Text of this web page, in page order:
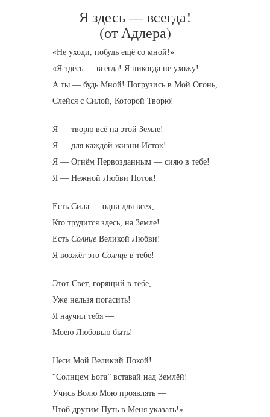
Я здесь — всегда!
(от Адлера)
«Не уходи, побудь ещё со мной!»
«Я здесь — всегда! Я никогда не ухожу!
А ты — будь Мной! Погрузись в Мой Огонь,
Слейся с Силой, Которой Творю!
Я — творю всё на этой Земле!
Я — для каждой жизни Исток!
Я — Огнём Первозданным — сияю в тебе!
Я — Нежной Любви Поток!
Есть Сила — одна для всех,
Кто трудится здесь, на Земле!
Есть Солнце Великой Любви!
Я возжёг это Солнце в тебе!
Этот Свет, горящий в тебе,
Уже нельзя погасить!
Я научил тебя —
Моею Любовью быть!
Неси Мой Великий Покой!
“Солнцем Бога” вставай над Землёй!
Учись Волю Мою проявлять —
Чтоб другим Путь в Меня указать!»